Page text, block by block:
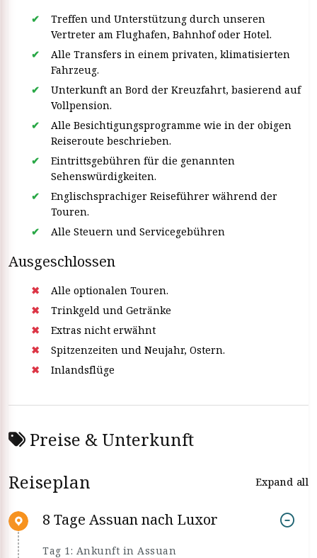
Treffen und Unterstützung durch unseren
Vertreter am Flughafen, Bahnhof oder Hotel.
Alle Transfers in einem privaten, klimatisierten
Fahrzeug.
Unterkunft an Bord der Kreuzfahrt, basierend auf
Vollpension.
Alle Besichtigungsprogramme wie in der obigen
Reiseroute beschrieben.
Eintrittsgebühren für die genannten
Sehenswürdigkeiten.
Englischsprachiger Reiseführer während der
Touren.
Alle Steuern und Servicegebühren
Ausgeschlossen
Alle optionalen Touren.
Trinkgeld und Getränke
Extras nicht erwähnt
Spitzenzeiten und Neujahr, Ostern.
Inlandsflüge
Preise & Unterkunft
Reiseplan
Expand all
8 Tage Assuan nach Luxor
Tag 1: Ankunft in Assuan